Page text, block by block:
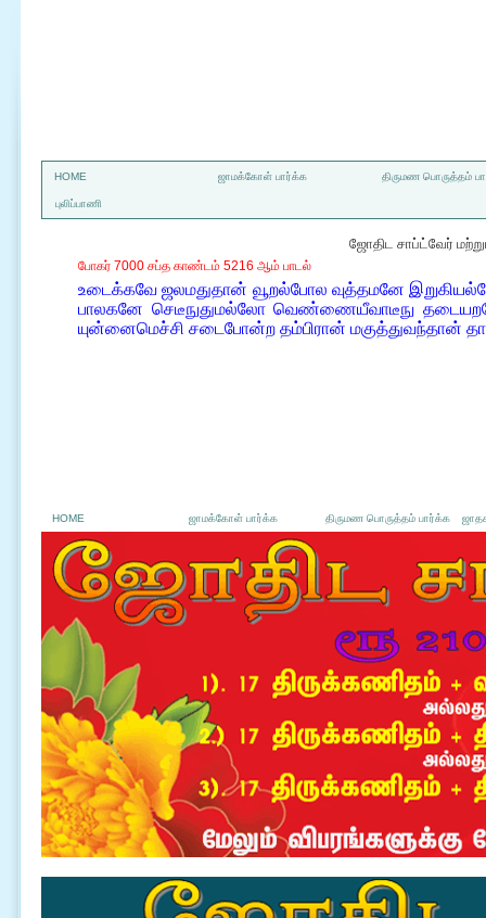
HOME ஜாமக்கோள் பார்க்க திருமண பொருத்தம்
புலிப்பாணி
ஜோதிட சாப்ட்வேர்
போகர் 7000 சப்த காண்டம் 5216 ஆம் பாடல்
உடைக்கவே ஜலமதுதான் வூறல்போல வுத்தமனே
பாலகனே செடீநுதுமல்லோ வெண்ணையீவாடீநு
யுன்னைமெச்சி சடைபோன்ற தம்பிரான் மகுத்துவந்தான்
HOME ஜாமக்கோள் பார்க்க திருமண பொருத்தம் பார்க்க